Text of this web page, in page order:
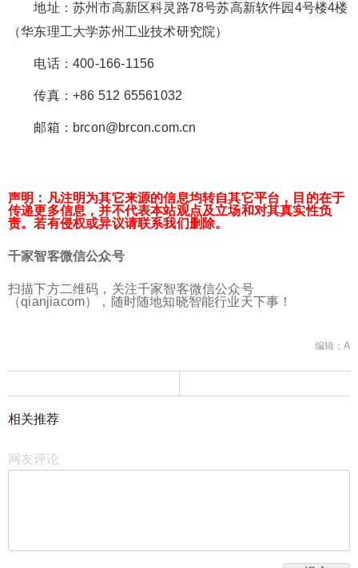
地址：苏州市高新区科灵路78号苏高新软件园4号楼4楼
（华东理工大学苏州工业技术研究院）
电话：400-166-1156
传真：+86 512 65561032
邮箱：brcon@brcon.com.cn
声明：凡注明为其它来源的信息均转自其它平台，目的在于
传递更多信息，并不代表本站观点及立场和对其真实性负
责。若有侵权或异议请联系我们删除。
千家智客微信公众号
扫描下方二维码，关注千家智客微信公众号
（qianjiacom），随时随地知晓智能行业天下事！
编辑：A
相关推荐
网友评论